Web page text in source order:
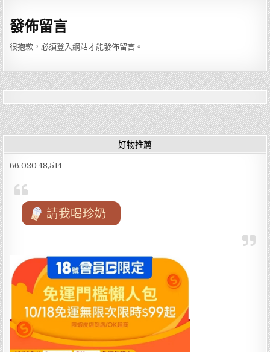
發佈留言
很抱歉，必須登入網站才能發佈留言。
好物推薦
66,020 48,514
請我喝珍奶